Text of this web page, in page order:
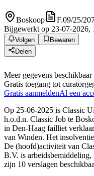
Boskoop F.09/25/
Bijgewerkt op 23-07-2026,
Volgen
Bewaren
Delen
Meer gegevens
Gratis toegang tot
Gratis aanmeldenAl een
Op 25-06-2025 is Classic
h.o.d.n. Classic Job te
in Den-Haag failliet
van Winden. Het
De (hoofd)activiteit van
B.V. is arbeidsbemiddeling,
zijn 10 verslagen